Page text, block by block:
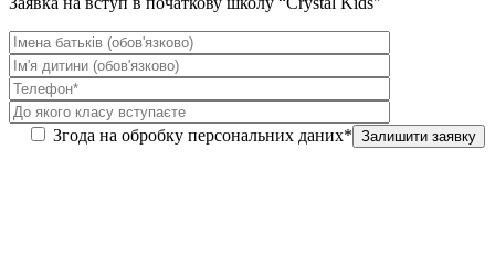
Згода на обробку персональних даних*